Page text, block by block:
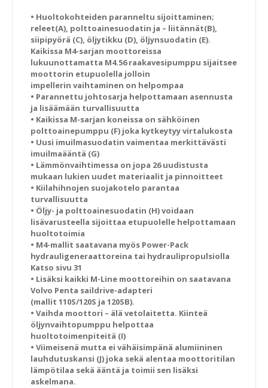
• Huoltokohteiden paranneltu sijoittaminen;
releet(A), polttoainesuodatin ja – liitännät(B),
siipipyörä (C), öljytikku (D), öljynsuodatin (E).
Kaikissa M4-sarjan moottoreissa
lukuunottamatta M4.56 raakavesipumppu sijaitsee
moottorin etupuolella jolloin
impellerin vaihtaminen on helpompaa
• Parannettu johtosarja helpottamaan asennusta
ja lisäämään turvallisuutta
• Kaikissa M-sarjan koneissa on sähköinen
polttoainepumppu (F) joka kytkeytyy virtalukosta
• Uusi imuilmasuodatin vaimentaa merkittävästi
imuilmaääntä (G)
• Lämmönvaihtimessa on jopa 26 uudistusta
mukaan lukien uudet materiaalit ja pinnoitteet
• Kiilahihnojen suojakotelo parantaa
turvallisuutta
• Öljy- ja polttoainesuodatin (H) voidaan
lisävarusteella sijoittaa etupuolelle helpottamaan
huoltotoimia
• M4-mallit saatavana myös Power-Pack
hydrauligeneraattoreina tai hydraulipropulsiolla
Katso sivu 31
• Lisäksi kaikki M-Line moottoreihin on saatavana
Volvo Penta saildrive-adapteri
(mallit 110S/120S ja 120SB).
• Vaihda moottori – älä vetolaitetta. Kiinteä
öljynvaihtopumppu helpottaa
huoltotoimenpiteitä (I)
• Viimeisenä mutta ei vähäisimpänä alumiininen
lauhdutuskansi (J) joka sekä alentaa moottoritilan
lämpötilaa sekä ääntä ja toimii sen lisäksi
askelmana.